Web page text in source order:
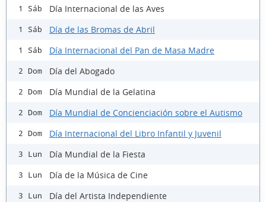
1 Sáb Día Internacional de las Aves
1 Sáb Día de las Bromas de Abril
1 Sáb Día Internacional del Pan de Masa Madre
2 Dom Día del Abogado
2 Dom Día Mundial de la Gelatina
2 Dom Día Mundial de Concienciación sobre el Autismo
2 Dom Día Internacional del Libro Infantil y Juvenil
3 Lun Día Mundial de la Fiesta
3 Lun Día de la Música de Cine
3 Lun Día del Artista Independiente